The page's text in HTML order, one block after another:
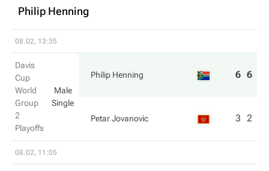
Philip Henning
08.02, 13:35
Davis
Cup
World
Group
2
Playoffs
Male
Single
Philip Henning 6 6
Petar Jovanovic 3 2
08.02, 11:05